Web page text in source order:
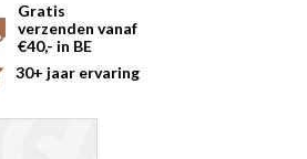
Gratis
verzenden vanaf
€40,- in BE
30+ jaar ervaring